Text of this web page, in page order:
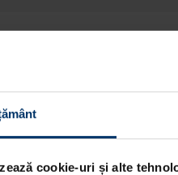
cookie-uri și alte